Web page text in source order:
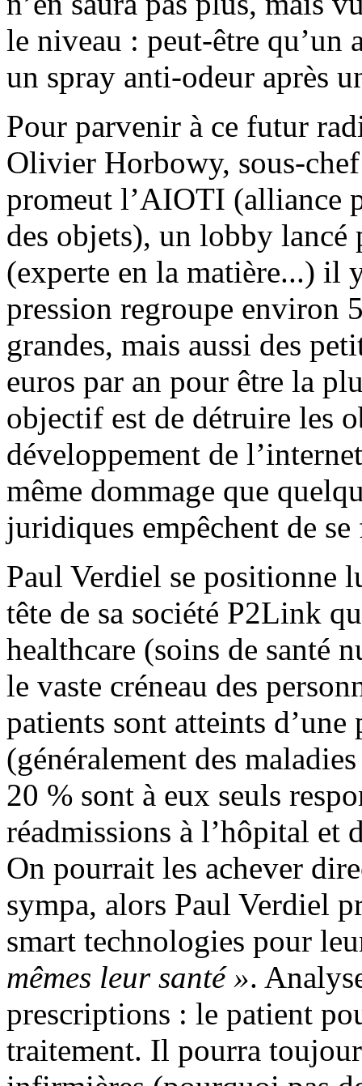
le niveau : peut-être qu’un
un spray anti-odeur après
Pour parvenir à ce futur
Olivier Horbowy, sous-
promeut l’AIOTI (alliance
des objets), un lobby lancé
(experte en la matière...) il
pression regroupe environ
grandes, mais aussi des
euros par an pour être la
objectif est de détruire les
développement de
même dommage que
juridiques empêchent de
Paul Verdiel se positionne
tête de sa société P2Link
healthcare (soins de santé
le vaste créneau des
patients sont atteints
(généralement des
20 % sont à eux seuls
réadmissions à l’hôpital et
On pourrait les achever
sympa, alors Paul Verdiel
smart technologies pour
mêmes leur santé ».
prescriptions : le patient
traitement. Il pourra